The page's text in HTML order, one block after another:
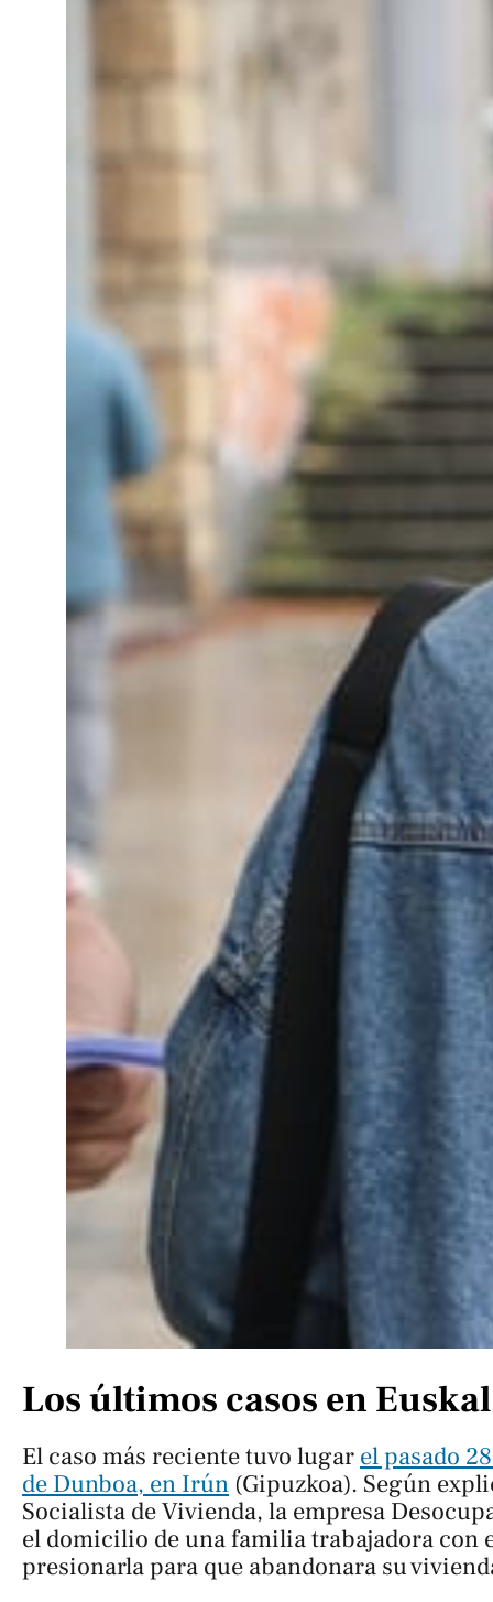
Los últimos casos en
El caso más reciente tuvo lugar el pasado
de Dunboa, en Irún (Gipuzkoa). Según
Socialista de Vivienda, la empresa
el domicilio de una familia trabajadora con
presionarla para que abandonara su